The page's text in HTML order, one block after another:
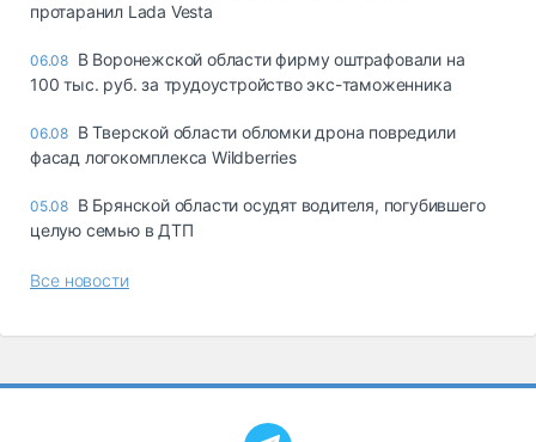
протаранил Lada Vesta
06.08 В Воронежской области фирму оштрафовали на
100 тыс. руб. за трудоустройство экс-таможенника
06.08 В Тверской области обломки дрона повредили
фасад логокомплекса Wildberries
05.08 В Брянской области осудят водителя, погубившего
целую семью в ДТП
Все новости